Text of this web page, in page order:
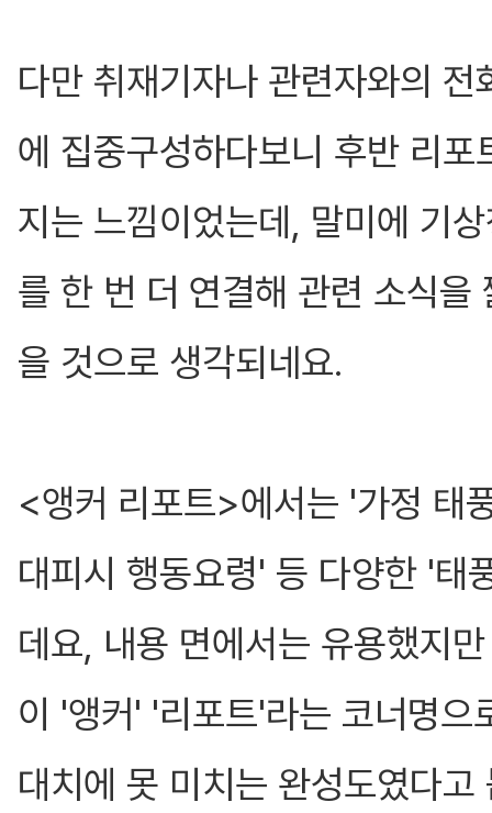
다만 취재기자나 관련자와의
에 집중구성하다보니 후반 리
지는 느낌이었는데, 말미에 기
를 한 번 더 연결해 관련 소식을
을 것으로 생각되네요.
<앵커 리포트>에서는 '가정 태
대피시 행동요령' 등 다양한 '태
데요, 내용 면에서는 유용했지
이 '앵커' '리포트'라는 코너명으
대치에 못 미치는 완성도였다고